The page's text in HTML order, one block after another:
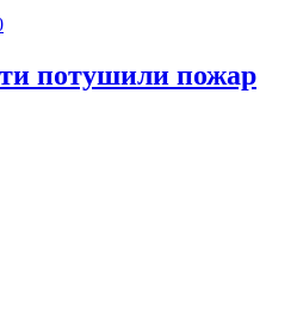
потушили пожар